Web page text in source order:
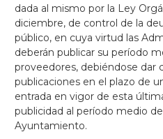
dada al mismo por la Ley
diciembre, de control de la
público, en cuya virtud las
deberán publicar su período
proveedores, debiéndose dar
publicaciones en el plazo de
entrada en vigor de esta
publicidad al período medio
Ayuntamiento.